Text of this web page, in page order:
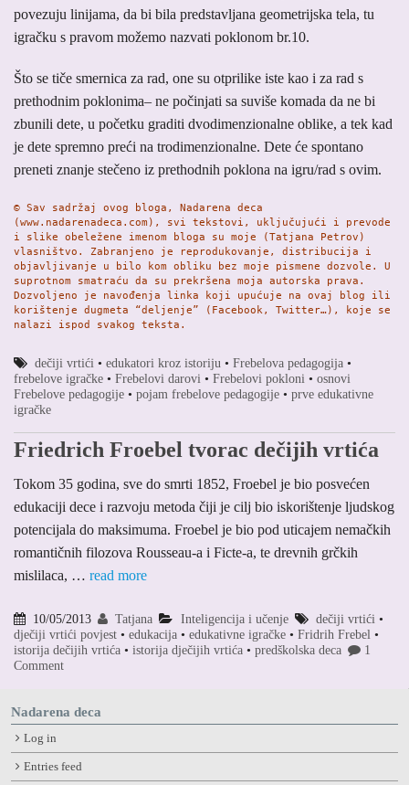
povezuju linijama, da bi bila predstavljana geometrijska tela, tu
igračku s pravom možemo nazvati poklonom br.10.
Što se tiče smernica za rad, one su otprilike iste kao i za rad s
prethodnim poklonima– ne počinjati sa suviše komada da ne bi
zbunili dete, u početku graditi dvodimenzionalne oblike, a tek kad
je dete spremno preći na trodimenzionalne. Dete će spontano
preneti znanje stečeno iz prethodnih poklona na igru/rad s ovim.
© Sav sadržaj ovog bloga, Nadarena deca
(www.nadarenadeca.com), svi tekstovi, uključujući i prevode
i slike obeležene imenom bloga su moje (Tatjana Petrov)
vlasništvo. Zabranjeno je reprodukovanje, distribucija i
objavljivanje u bilo kom obliku bez moje pismene dozvole. U
suprotnom smatraću da su prekršena moja autorska prava.
Dozvoljeno je navođenja linka koji upućuje na ovaj blog ili
korištenje dugmeta “deljenje” (Facebook, Twitter…), koje se
nalazi ispod svakog teksta.
dečiji vrtići •edukatori kroz istoriju •Frebelova pedagogija •
frebelove igračke • Frebelovi darovi • Frebelovi pokloni • osnovi
Frebelove pedagogije • pojam frebelove pedagogije • prve edukativne
igračke
Friedrich Froebel tvorac dečijih vrtića
Tokom 35 godina, sve do smrti 1852, Froebel je bio posvećen
edukaciji dece i razvoju metoda čiji je cilj bio iskorištenje ljudskog
potencijala do maksimuma. Froebel je bio pod uticajem nemačkih
romantičnih filozova Rousseau-a i Ficte-a, te drevnih grčkih
mislilaca, … read more
10/05/2013 Tatjana Inteligencija i učenje dečiji vrtići •
dječiji vrtići povjest • edukacija • edukativne igračke • Fridrih Frebel •
istorija dečijih vrtića • istorija dječijih vrtića • predškolska deca
1
Comment
Nadarena deca
Log in
Entries feed